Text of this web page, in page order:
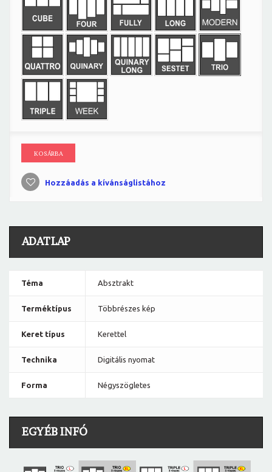
KOSÁRBA
Hozzáadás a kívánságlistához
ADATLAP
Téma Absztrakt
Terméktípus Többrészes kép
Keret típus Kerettel
Technika Digitális nyomat
Forma Négyszögletes
EGYÉB INFÓ